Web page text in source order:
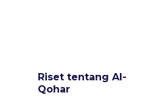
Tamrin. Sebelum
pertamanya, Sekolah
sudah istiqamah mengikuti
Riset tentang Al-
Qohar